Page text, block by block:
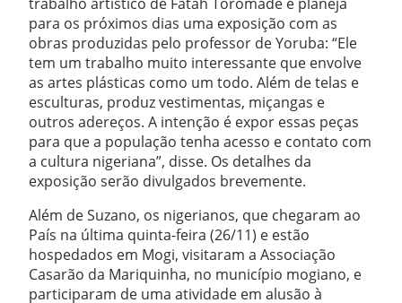
para os próximos dias uma exposição com as
obras produzidas pelo professor de Yoruba: “Ele
tem um trabalho muito interessante que envolve
as artes plásticas como um todo. Além de telas e
esculturas, produz vestimentas, miçangas e
outros adereços. A intenção é expor essas peças
para que a população tenha acesso e contato com
a cultura nigeriana”, disse. Os detalhes da
exposição serão divulgados brevemente.
Além de Suzano, os nigerianos, que chegaram ao
País na última quinta-feira (26/11) e estão
hospedados em Mogi, visitaram a Associação
Casarão da Mariquinha, no município mogiano, e
participaram de uma atividade em alusão à